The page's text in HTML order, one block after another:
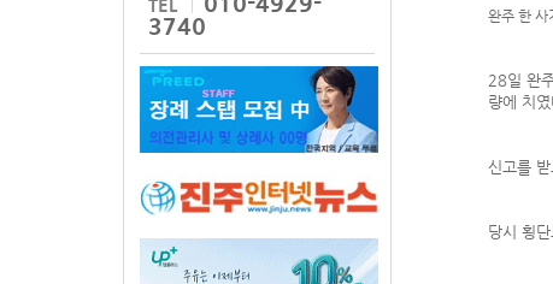
TEL
3740
완주 한 사
28일 완
량에 치였
신고를
당시 횡